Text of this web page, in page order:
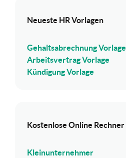
Neueste HR Vorlagen
Gehaltsabrechnung Vorlage
Arbeitsvertrag Vorlage
Kündigung Vorlage
Kostenlose Online Rechner
Kleinunternehmer